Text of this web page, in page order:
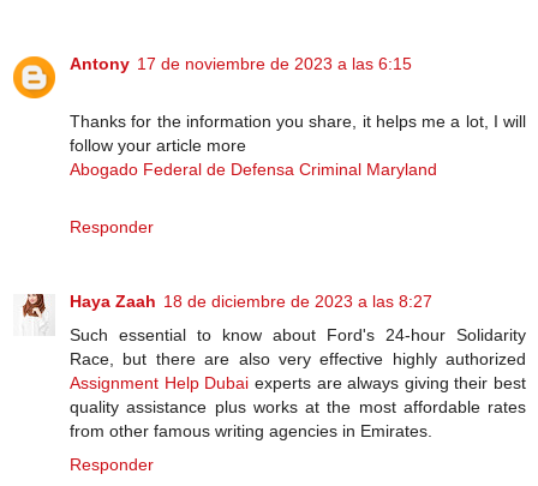
Antony 17 de noviembre de 2023 a las 6:15
Thanks for the information you share, it helps me a lot, I will
follow your article more
Abogado Federal de Defensa Criminal Maryland
Responder
Haya Zaah 18 de diciembre de 2023 a las 8:27
Such essential to know about Ford's 24-hour Solidarity
Race, but there are also very effective highly authorized
Assignment Help Dubai experts are always giving their best
quality assistance plus works at the most affordable rates
from other famous writing agencies in Emirates.
Responder